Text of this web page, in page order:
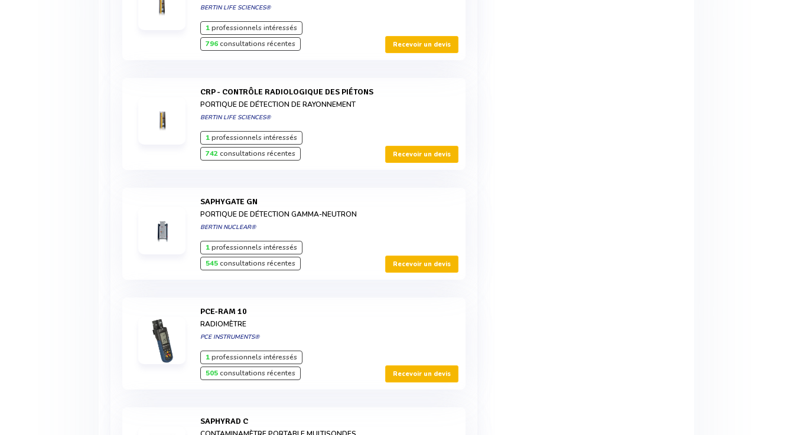
BERTIN LIFE SCIENCES®
1professionnels intéressés
796consultations récentes Recevoir un devis
CRP - CONTRÔLE RADIOLOGIQUE DES PIÉTONS
PORTIQUE DE DÉTECTION DE RAYONNEMENT
BERTIN LIFE SCIENCES®
1professionnels intéressés
742consultations récentes Recevoir un devis
SAPHYGATE GN
PORTIQUE DE DÉTECTION GAMMA-NEUTRON
BERTIN NUCLEAR®
1professionnels intéressés
545consultations récentes Recevoir un devis
PCE-RAM 10
RADIOMÈTRE
PCE INSTRUMENTS®
1professionnels intéressés
505consultations récentes Recevoir un devis
SAPHYRAD C